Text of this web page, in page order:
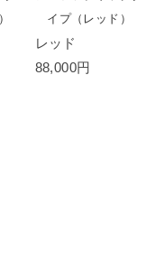
レッド
88,000円